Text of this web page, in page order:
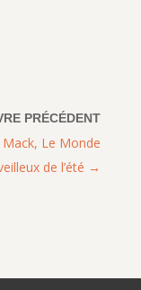
Mack, Le Monde
de l’été